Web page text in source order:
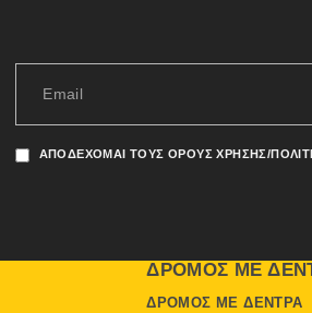
ΑΠΟΔΈΧΟΜΑΙ ΤΟΥΣ ΌΡΟΥΣ ΧΡΉΣΗΣ/
ΔΡΌΜΟΣ ΜΕ
ΔΡΌΜΟΣ ΜΕ ΔΈΝΤΡΑ